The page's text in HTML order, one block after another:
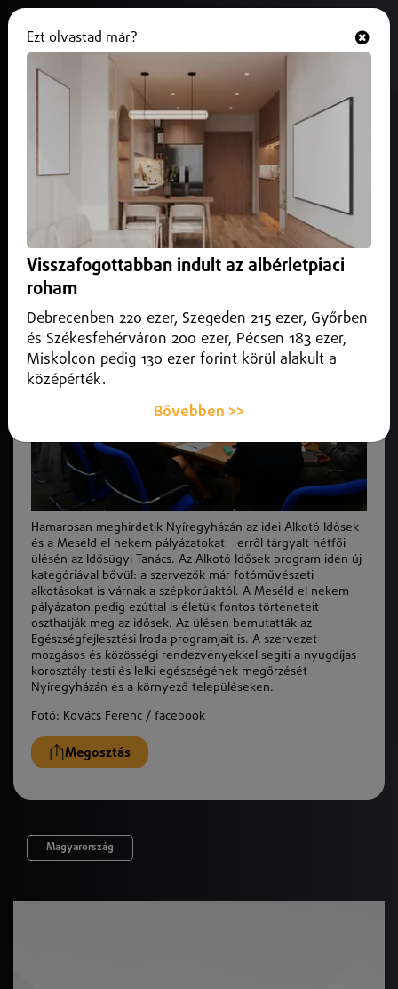
Új pályázatokkal készülnek a
nyíregyházi időseknek
Nyíregyháza
Hamarosan meghirdetik Nyíregyházán az idei Alkotó
hétfői ülésén az Idősügyi Tanács.
Hamarosan meghirdetik Nyíregyházán az idei Alkotó Idősek
és a Meséld el nekem pályázatokat – erről tárgyalt hétfői
ülésén az Idősügyi Tanács. Az Alkotó Idősek program idén új
kategóriával bővül: a szervezők már fotóművészeti
alkotásokat is várnak a szépkorúaktól. A Meséld el nekem
pályázaton pedig ezúttal is életük fontos történeteit
oszthatják meg az idősek. Az ülésen bemutatták az
Egészségfejlesztési Iroda programjait is. A szervezet
mozgásos és közösségi rendezvényekkel segíti a nyugdíjas
korosztály testi és lelki egészségének megőrzését
Nyíregyházán és a környező településeken.
Fotó: Kovács Ferenc / facebook
Megosztás
Magyarország
Ezt olvastad már?
Visszafogottabban indult az albérletpiaci
roham
Debrecenben 220 ezer, Szegeden 215 ezer, Győrben
és Székesfehérváron 200 ezer, Pécsen 183 ezer,
Miskolcon pedig 130 ezer forint körül alakult a
középérték.
Bővebben >>